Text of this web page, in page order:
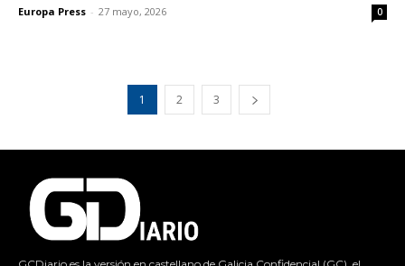
Europa Press - 27 mayo, 2026 0
1 2 3